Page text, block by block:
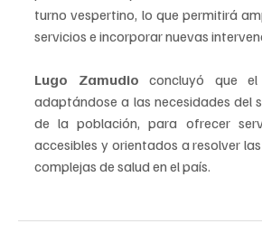
turno vespertino, lo que permitirá
servicios e incorporar nuevas
Lugo Zamudio concluyó que el
adaptándose a las necesidades del
de la población, para ofrecer
accesibles y orientados a resolver
complejas de salud en el país.